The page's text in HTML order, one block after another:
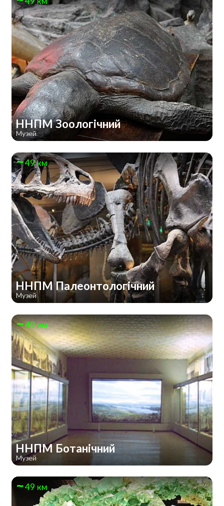
ННПМ Зоологічний
Музей
49 км
ННПМ Палеонтологічний
Музей
49 км
ННПМ Ботанічний
Музей
49 км